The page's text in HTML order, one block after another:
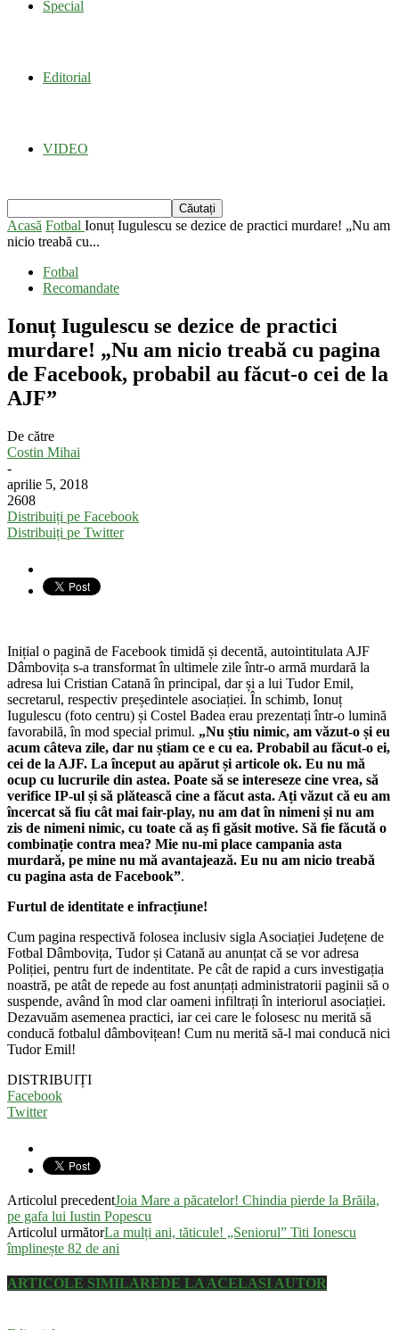
Special
Editorial
VIDEO
Acasă Fotbal Ionuț Iugulescu se dezice de practici murdare! „Nu am
nicio treabă cu...
Fotbal
Recomandate
Ionuț Iugulescu se dezice de practici
murdare! „Nu am nicio treabă cu pagina
de Facebook, probabil au făcut-o cei de la
AJF”
De către
Costin Mihai
-
aprilie 5, 2018
2608
Distribuiți pe Facebook
Distribuiți pe Twitter
Inițial o pagină de Facebook timidă și decentă, autointitulata AJF
Dâmbovița s-a transformat în ultimele zile într-o armă murdară la
adresa lui Cristian Catană în principal, dar și a lui Tudor Emil,
secretarul, respectiv președintele asociației. În schimb, Ionuț
Iugulescu (foto centru) și Costel Badea erau prezentați într-o lumină
favorabilă, în mod special primul. „Nu știu nimic, am văzut-o și eu
acum câteva zile, dar nu știam ce e cu ea. Probabil au făcut-o ei,
cei de la AJF. La început au apărut și articole ok. Eu nu mă
ocup cu lucrurile din astea. Poate să se intereseze cine vrea, să
verifice IP-ul și să plătească cine a făcut asta. Ați văzut că eu am
încercat să fiu cât mai fair-play, nu am dat în nimeni și nu am
zis de nimeni nimic, cu toate că aș fi găsit motive. Să fie făcută o
combinație contra mea? Mie nu-mi place campania asta
murdară, pe mine nu mă avantajează. Eu nu am nicio treabă
cu pagina asta de Facebook”.
Furtul de identitate e infracțiune!
Cum pagina respectivă folosea inclusiv sigla Asociației Județene de
Fotbal Dâmbovița, Tudor și Catană au anunțat că se vor adresa
Poliției, pentru furt de indentitate. Pe cât de rapid a curs investigația
noastră, pe atât de repede au fost anunțați administratorii paginii să o
suspende, având în mod clar oameni infiltrați în interiorul asociației.
Dezavuăm asemenea practici, iar cei care le folosesc nu merită să
conducă fotbalul dâmbovițean! Cum nu merită să-l mai conducă nici
Tudor Emil!
DISTRIBUIȚI
Facebook
Twitter
Articolul precedentJoia Mare a păcatelor! Chindia pierde la Brăila,
pe gafa lui Iustin Popescu
Articolul următorLa mulți ani, tăticule! „Seniorul” Titi Ionescu
împlinește 82 de ani
ARTICOLE SIMILAREDE LA ACELAȘI AUTOR